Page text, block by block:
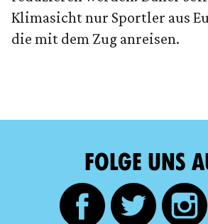
Klimasicht nur Sportler aus
die mit dem Zug anreisen.
FOLGE UNS